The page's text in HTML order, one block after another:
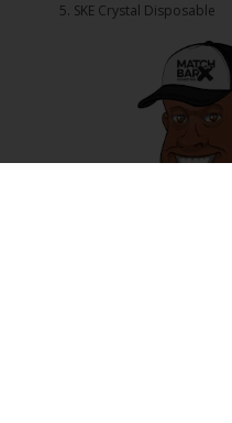
5.⁠ ⁠⁠SKE Crystal Disposable